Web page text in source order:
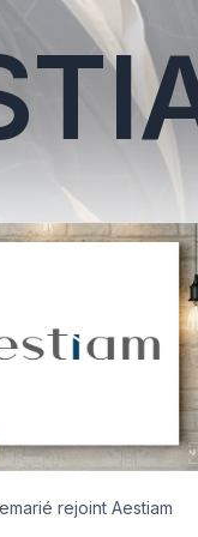
rejoint Aestiam